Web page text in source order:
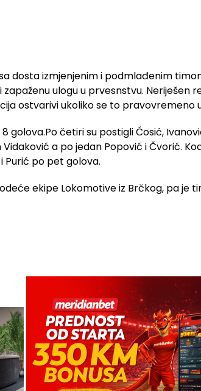
dosta izmjenjenim i podmlađenim
ulogu u prvesnstvu. Neriješen
ostvarivi ukoliko se to pravovremeno
golova.Po četiri su postigli Ćosić,
a po jedan Popović i Čvorić.
Purić po pet golova.
ekipe Lokomotive iz Brčkog, pa je